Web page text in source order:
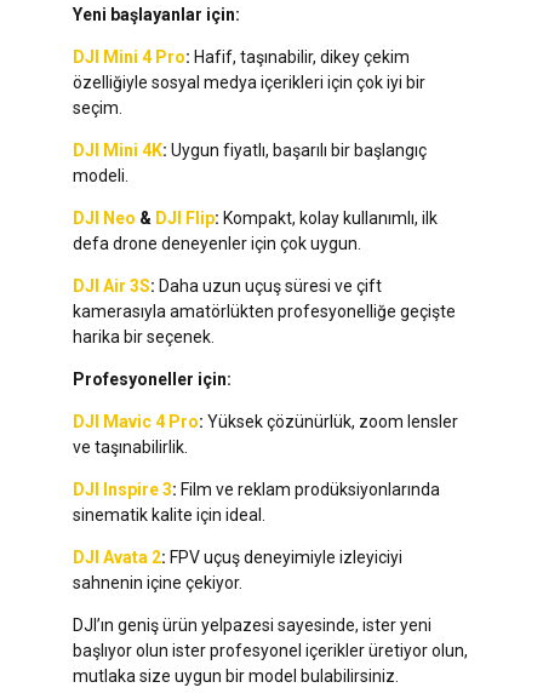
Yeni başlayanlar için:
DJI Mini 4 Pro: Hafif, taşınabilir, dikey çekim
özelliğiyle sosyal medya içerikleri için çok iyi bir
seçim.
DJI Mini 4K: Uygun fiyatlı, başarılı bir başlangıç
modeli.
DJI Neo & DJI Flip: Kompakt, kolay kullanımlı, ilk
defa drone deneyenler için çok uygun.
DJI Air 3S: Daha uzun uçuş süresi ve çift
kamerasıyla amatörlükten profesyonelliğe geçişte
harika bir seçenek.
Profesyoneller için:
DJI Mavic 4 Pro: Yüksek çözünürlük, zoom lensler
ve taşınabilirlik.
DJI Inspire 3: Film ve reklam prodüksiyonlarında
sinematik kalite için ideal.
DJI Avata 2: FPV uçuş deneyimiyle izleyiciyi
sahnenin içine çekiyor.
DJI’ın geniş ürün yelpazesi sayesinde, ister yeni
başlıyor olun ister profesyonel içerikler üretiyor olun,
mutlaka size uygun bir model bulabilirsiniz.